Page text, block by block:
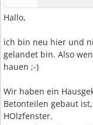
Hallo,
ich bin neu hier und
gelandet bin. Also
hauen ;-)
Wir haben ein
Betonteilen gebaut
HOlzfenster.